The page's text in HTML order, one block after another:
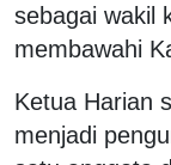
sebagai wakil
membawahi
Ketua Harian
menjadi